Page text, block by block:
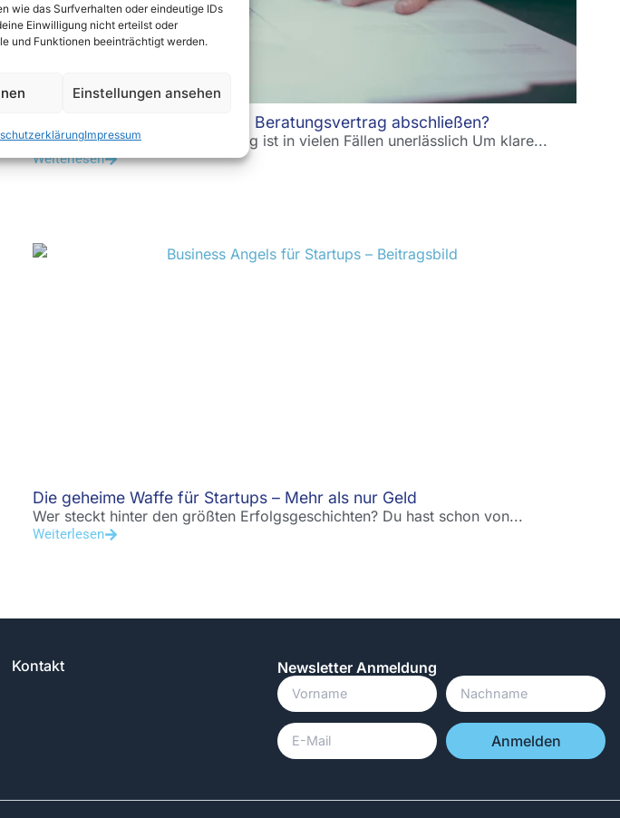
wie das Surfverhalten oder eindeutige IDs
Einwilligung nicht erteilst oder
und Funktionen beeinträchtigt werden.
Einstellungen ansehen
Impressum
Sollte man einen schriftlichen Beratungsvertrag abschließen?
Ein schriftlicher Beratungsvertrag ist in vielen Fällen unerlässlich Um klare...
Weiterlesen
Die geheime Waffe für Startups – Mehr als nur Geld
Wer steckt hinter den größten Erfolgsgeschichten? Du hast schon von...
Weiterlesen
Kontakt Newsletter Anmeldung
Anmelden